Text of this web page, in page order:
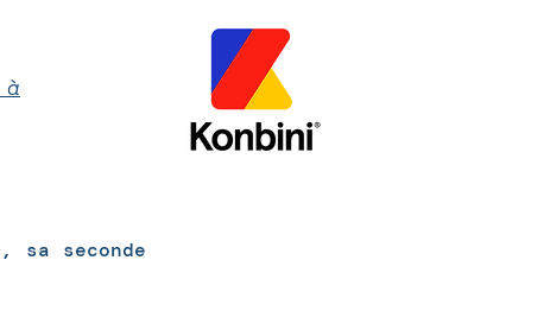
sa seconde